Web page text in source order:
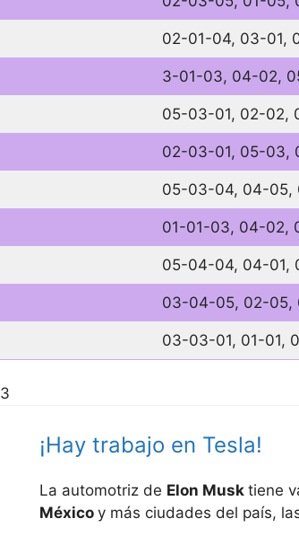
02-01-04, 03-01,
3-01-03, 04-02,
05-03-01, 02-02,
02-03-01, 05-03,
05-03-04, 04-05,
01-01-03, 04-02,
05-04-04, 04-01,
03-04-05, 02-05,
03-03-01, 01-01,
¡Hay trabajo en Tesla!
La automotriz de Elon Musktiene
Méxicoy más ciudades del país,